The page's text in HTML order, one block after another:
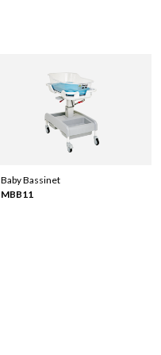
Baby Bassinet
MBB11